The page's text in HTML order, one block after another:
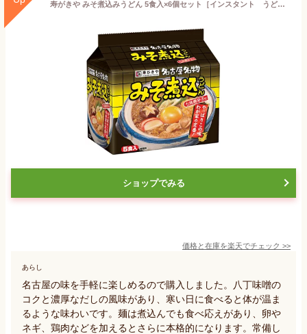
寿がきや みそ煮込みうどん 5食入×6個セット［インスタント うどん］
ショップでみる
価格と在庫を楽天でチェック >>
あらし
名古屋の味を手軽に楽しめるので購入しました。八丁味噌の
コクと濃厚なだしの風味があり、寒い日に食べると体が温ま
るような味わいです。麺は煮込んでも食べ応えがあり、卵や
ネギ、鶏肉などを加えるとさらに本格的になります。常備し